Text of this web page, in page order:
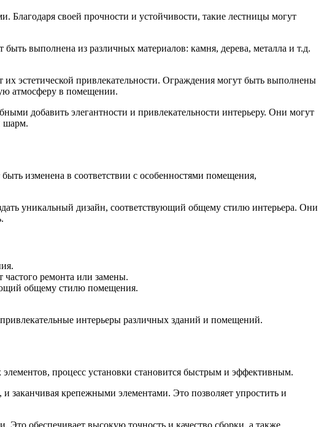
своей прочности и устойчивости, такие лестницы могут
выполнена из различных материалов: камня, дерева, металла и т.д.
эстетической привлекательности. Ограждения могут быть выполнены
атмосферу в помещении.
добавить элегантности и привлекательности интерьеру. Они могут
шарм.
изменена в соответствии с особенностями помещения,
уникальный дизайн, соответствующий общему стилю интерьера. Они
ремонта или замены.
общему стилю помещения.
интерьеры различных зданий и помещений.
процесс установки становится быстрым и эффективным.
заканчивая крепежными элементами. Это позволяет упростить и
Это обеспечивает высокую точность и качество сборки, а также